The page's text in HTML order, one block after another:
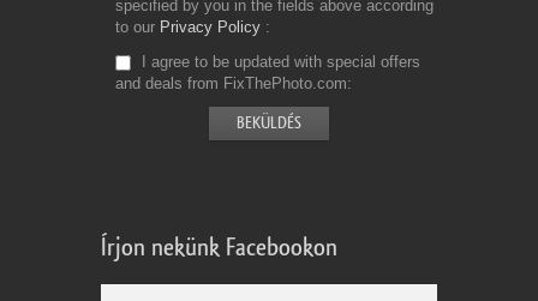
specified by you in the fields above according
to our Privacy Policy
I agree to be updated with special offers
and deals from FixThePhoto.com
Írjon nekünk Facebookon